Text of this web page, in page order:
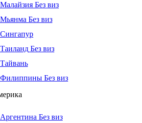
Малайзия Без виз
Мьянма Без виз
Сингапур
Таиланд Без виз
Тайвань
Филиппины Без виз
Аргентина Без виз